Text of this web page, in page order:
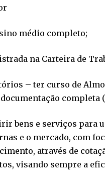
médio completo;
na Carteira de
– ter curso de
completa
bens e serviços para
e o mercado, com
através de
visando sempre a